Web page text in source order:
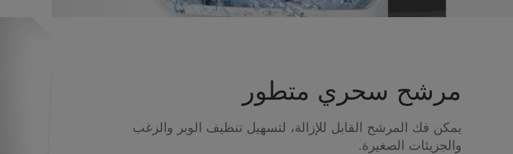
مرشح سحري متطور
يمكن فك المرشح القابل للإزالة، لتسهيل تنظيف الوبر والزغب
والجزيئات الصغيرة.